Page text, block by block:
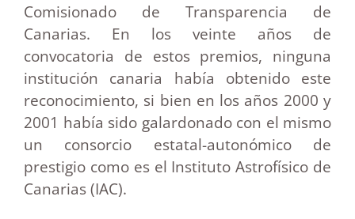
Comisionado de Transparencia de
Canarias. En los veinte años de
convocatoria de estos premios, ninguna
institución canaria había obtenido este
reconocimiento, si bien en los años 2000 y
2001 había sido galardonado con el mismo
un consorcio estatal-autonómico de
prestigio como es el Instituto Astrofísico de
Canarias (IAC).